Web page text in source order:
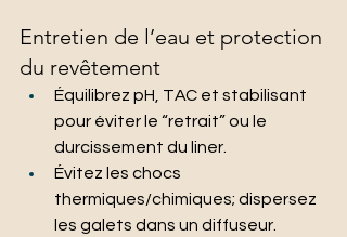
Entretien de l’eau et protection
du revêtement
Équilibrez pH, TAC et stabilisant
pour éviter le “retrait” ou le
durcissement du liner.
Évitez les chocs
thermiques/chimiques; dispersez
les galets dans un diffuseur.